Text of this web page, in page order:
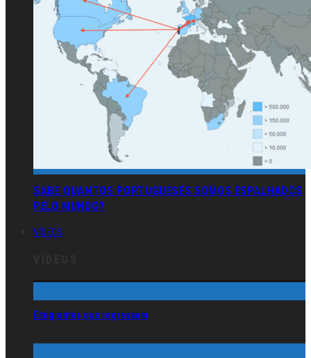
SABE QUANTOS PORTUGUESES SOMOS ESPALHADOS
PELO MUNDO?
VÍDEOS
Emigrantes que regressam